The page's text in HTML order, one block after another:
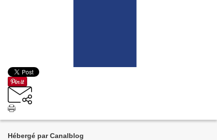
Hébergé par Canalblog